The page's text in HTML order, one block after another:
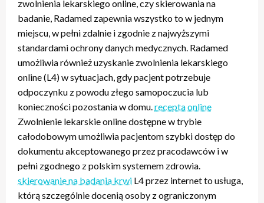
zwolnienia lekarskiego online, czy skierowania na
badanie, Radamed zapewnia wszystko to w jednym
miejscu, w pełni zdalnie i zgodnie z najwyższymi
standardami ochrony danych medycznych. Radamed
umożliwia również uzyskanie zwolnienia lekarskiego
online (L4) w sytuacjach, gdy pacjent potrzebuje
odpoczynku z powodu złego samopoczucia lub
konieczności pozostania w domu. recepta online
Zwolnienie lekarskie online dostępne w trybie
całodobowym umożliwia pacjentom szybki dostęp do
dokumentu akceptowanego przez pracodawców i w
pełni zgodnego z polskim systemem zdrowia.
skierowanie na badania krwi L4 przez internet to usługa,
którą szczególnie docenią osoby z ograniczonym